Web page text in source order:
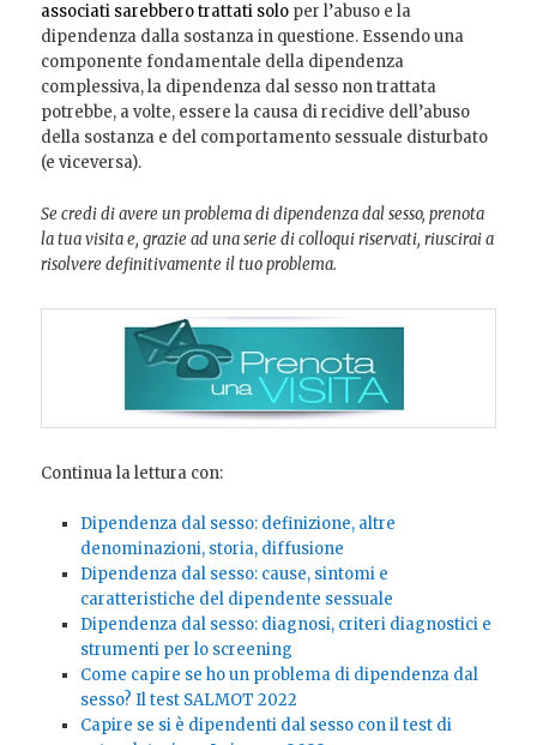
associati sarebbero trattati solo per l’abuso e la
dipendenza dalla sostanza in questione. Essendo una
componente fondamentale della dipendenza
complessiva, la dipendenza dal sesso non trattata
potrebbe, a volte, essere la causa di recidive dell’abuso
della sostanza e del comportamento sessuale disturbato
(e viceversa).
Se credi di avere un problema di dipendenza dal sesso, prenota
la tua visita e, grazie ad una serie di colloqui riservati, riuscirai a
risolvere definitivamente il tuo problema.
Continua la lettura con:
Dipendenza dal sesso: definizione, altre
denominazioni, storia, diffusione
Dipendenza dal sesso: cause, sintomi e
caratteristiche del dipendente sessuale
Dipendenza dal sesso: diagnosi, criteri diagnostici e
strumenti per lo screening
Come capire se ho un problema di dipendenza dal
sesso? Il test SALMOT 2022
Capire se si è dipendenti dal sesso con il test di